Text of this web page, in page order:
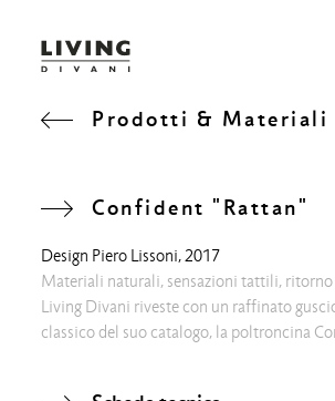
Prodotti & Materiali
Confident "Rattan"
Design Piero Lissoni, 2017
Materiali naturali, sensazioni tattili, ritorno
Living Divani riveste con un raffinato
classico del suo catalogo, la poltroncina